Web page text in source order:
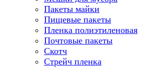
Пакеты майки
Пищевые пакеты
Пленка полиэтиленовая
Почтовые пакеты
Скотч
Стрейч пленка